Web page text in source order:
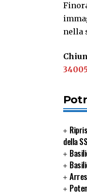
nella
della